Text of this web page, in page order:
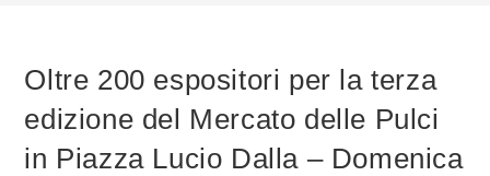
Oltre 200 espositori per la terza
edizione del Mercato delle Pulci
in Piazza Lucio Dalla – Domenica